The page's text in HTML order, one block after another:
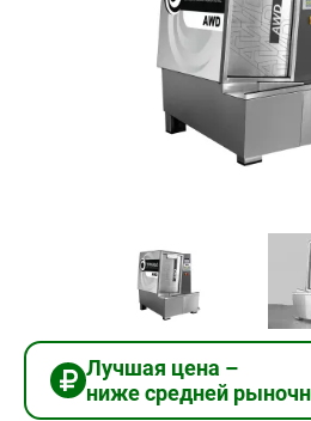
Лучшая цена –
ниже средней
рыночной
Добавить в корзину
Купить в 1 клик